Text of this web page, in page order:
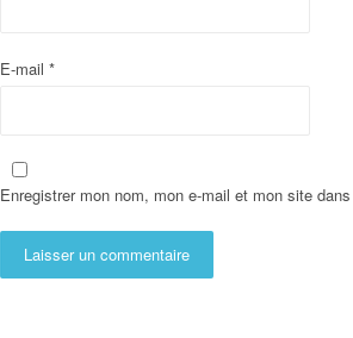
E-mail *
Enregistrer mon nom, mon e-mail et mon site